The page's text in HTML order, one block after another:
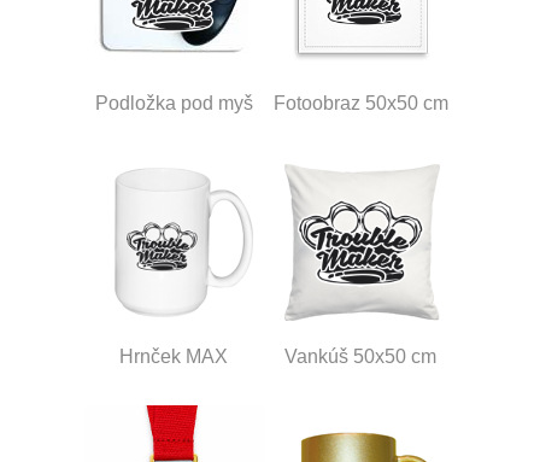
Podložka pod myš Fotoobraz 50x50 cm
Hrnček MAX Vankúš 50x50 cm